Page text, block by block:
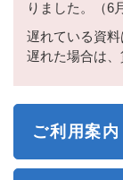
りました。（6
遅れている資
遅れた場合は、
ご利用案内